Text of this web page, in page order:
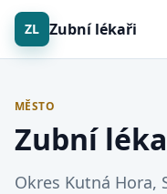
ZL Zubní lékaři
MĚSTO
Zubní
Okres Kutná Hora,